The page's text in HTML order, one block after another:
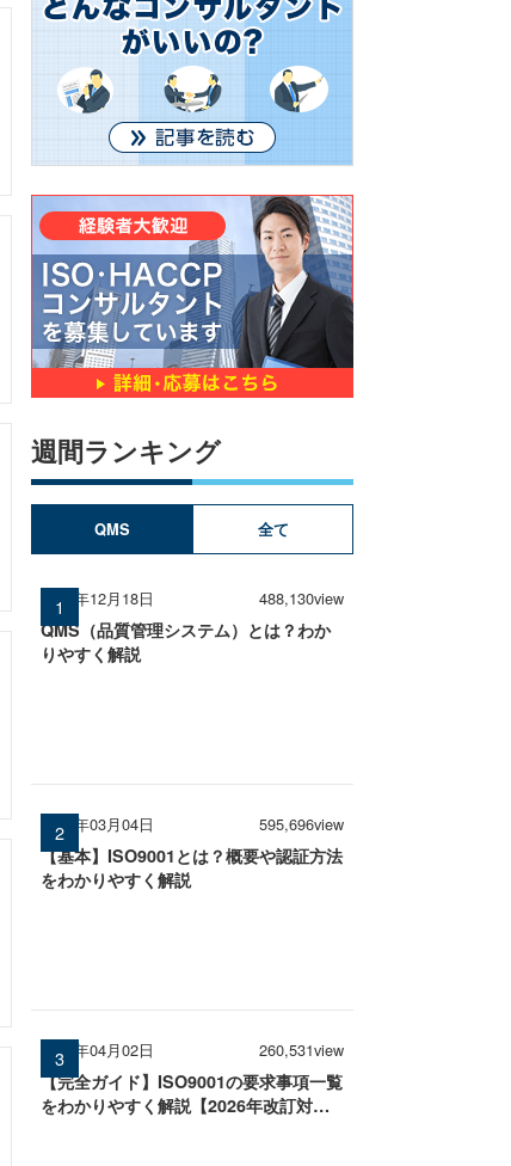
週間ランキング
QMS 全て
2024年12月18日 488,130view
QMS（品質管理システム）とは？わか
りやすく解説
2026年03月04日 595,696view
【基本】ISO9001とは？概要や認証方法
をわかりやすく解説
2026年04月02日 260,531view
【完全ガイド】ISO9001の要求事項一覧
をわかりやすく解説【2026年改訂対